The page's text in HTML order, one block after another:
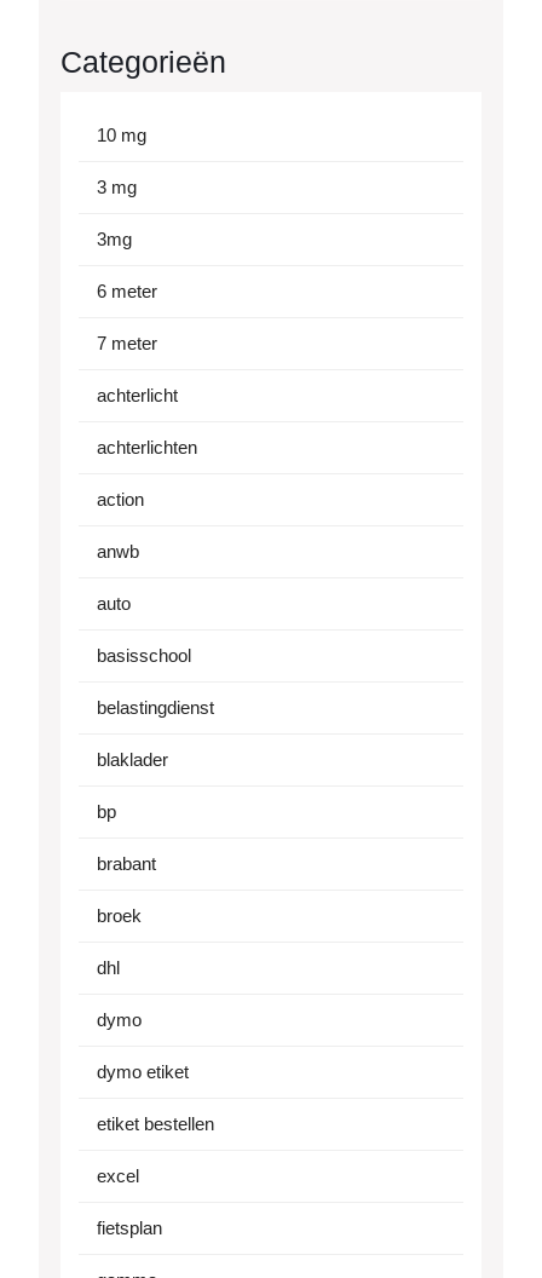
Categorieën
10 mg
3 mg
3mg
6 meter
7 meter
achterlicht
achterlichten
action
anwb
auto
basisschool
belastingdienst
blaklader
bp
brabant
broek
dhl
dymo
dymo etiket
etiket bestellen
excel
fietsplan